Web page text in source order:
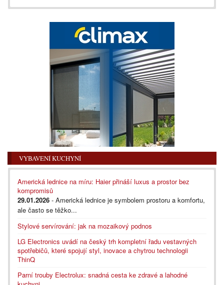
VYBAVENÍ KUCHYNÍ
Americká lednice na míru: Haier přináší luxus a prostor bez
kompromisů
29.01.2026 - Americká lednice je symbolem prostoru a komfortu,
ale často se těžko...
Stylové servírování: jak na mozaikový podnos
LG Electronics uvádí na český trh kompletní řadu vestavných
spotřebičů, které spojují styl, inovace a chytrou technologii
ThinQ
Parní trouby Electrolux: snadná cesta ke zdravé a lahodné